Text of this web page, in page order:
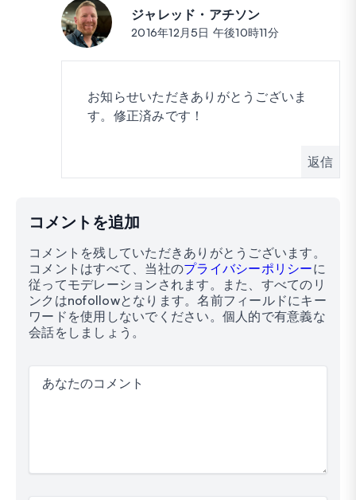
ジャレッド・アチソン
2016年12月5日 午後10時11分
お知らせいただきありがとうございま
す。修正済みです！
返信
コメントを追加
コメントを残していただきありがとうございます。
コメントはすべて、当社のプライバシーポリシーに
従ってモデレーションされます。また、すべてのリ
ンクはnofollowとなります。名前フィールドにキー
ワードを使用しないでください。個人的で有意義な
会話をしましょう。
あなたのコメント